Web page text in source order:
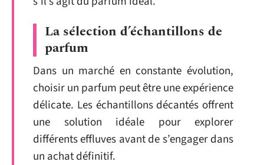
La sélection d’échantillons de
parfum
Dans un marché en constante évolution,
choisir un parfum peut être une expérience
délicate. Les échantillons décantés offrent
une solution idéale pour explorer
différents effluves avant de s’engager dans
un achat définitif.